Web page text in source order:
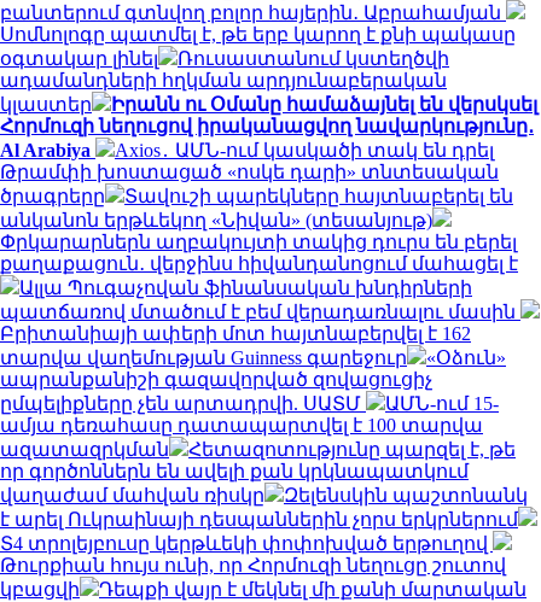
բանտերում գտնվող բոլոր հայերին․ Աբրահամյան
Սոմնոլոգը պատմել է, թե երբ կարող է քնի պակասը
օգտակար լինել
Ռուսաստանում կստեղծվի
ադամանդների հղկման արդյունաբերական
կլաստեր
Իրանն ու Օմանը համաձայնել են վերսկսել
Հորմուզի նեղուցով իրականացվող նավարկությունը․
Al Arabiya
Axios․ ԱՄՆ-ում կասկածի տակ են դրել
Թրամփի խոստացած «ոսկե դարի» տնտեսական
ծրագրերը
Տավուշի պարեկները հայտնաբերել են
անկանոն երթևեկող «Նիվան» (տեսանյութ)
Փրկարարներն աղբակույտի տակից դուրս են բերել
քաղաքացուն․ վերջինս հիվանդանոցում մահացել է
Ալլա Պուգաչովան ֆինանսական խնդիրների
պատճառով մտածում է բեմ վերադառնալու մասին
Բրիտանիայի ափերի մոտ հայտնաբերվել է 162
տարվա վաղեմության Guinness գարեջուր
«Օձուն»
ապրանքանիշի գազավորված զովացուցիչ
ըմպելիքները չեն արտադրվի. ՍԱՏՄ
ԱՄՆ-ում 15-
ամյա դեռահասը դատապարտվել է 100 տարվա
ազատազրկման
Հետազոտությունը պարզել է, թե
որ գործոններն են ավելի քան կրկնապատկում
վաղաժամ մահվան ռիսկը
Զելենսկին պաշտոնանկ
է արել Ուկրաինայի դեսպաններին չորս երկրներում
Տ4 տրոլեյբուսը կերթևեկի փոփոխված երթուղով
Թուրքիան հույս ունի, որ Հորմուզի նեղուցը շուտով
կբացվի
Դեպքի վայր է մեկնել մի քանի մարտական